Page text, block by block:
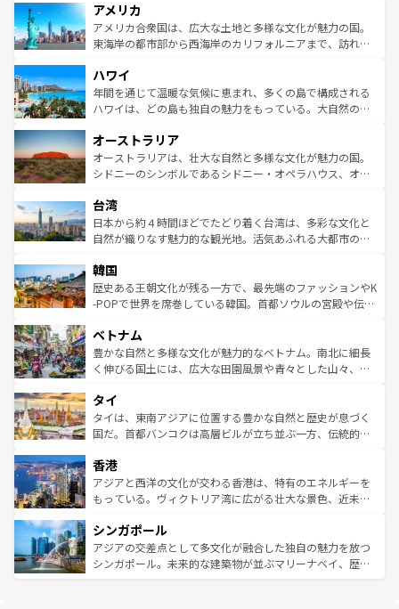
ンツ一覧を参照してほしい。
の建物がそのまま残る町や、スイスならではのユニークな
博物館もあり、アルプス観光だけでなく町歩きも満喫する
ことができる。国民の所得が高いため物価も高いが、旅行
ば市内交通費無料で観光を楽しむこともできる。 なお、新
着のスイス情報はコンテンツ一覧 を参照してほしい。
アメリカ
アメリカ合衆国は、広大な土地と多様な文化が魅力の国。
東海岸の都市部から西海岸のカリフォルニアまで、訪れる
のような巨大都市は、観光、ショッピング、エンターテイ
ンメントが詰まった刺激的なスポットだ。一方、アメリカ
西部には大自然が広がり、グランドキャニオンやイエロー
部のニューオーリンズでは、音楽と美食が融合した独特の
文化が魅力。旅行者はアメリカの各地域で異なる魅力を楽
しみながら、その多様性と豊かな歴史を感じることができ
ならではの贅沢な旅のスタイルだ。 なお、新着のアメリカ
情報はコンテンツ一覧を参照してほしい。
ハワイ
年間を通じて温暖な気候に恵まれ、多くの島で構成される
ハワイは、どの島も独自の魅力をもっている。大自然の神
ワイ島は見逃せない。また、定番の観光地といえばオアフ
島だが、静かな自然を求めるならマウイ島やカウアイ島が
おすすめ。エメラルドグリーンに輝く海をはじめ、豊かな
れるおもてなしの心で訪れる人々を迎えてくれるハワイの
人々、おいしいローカルフードやハワイアンミュージッ
ク、伝統的なフラダンスなど、すべてがハワイの魅力を彩
ワイを、存分に味わってほしい。 なお、新着のハワイ情報
はコンテンツ一覧を参照してほしい。
オーストラリア
オーストラリアは、壮大な自然と多様な文化が魅力の国。
シドニーのシンボルであるシドニー・オペラハウス、オー
リアリーフや大陸中央部にそびえるウルル（エアーズロッ
ク）、タスマニアの美しい原生林やケアンズの熱帯雨林な
ど、見どころがたくさん。また、カフェやワイン、オージ
いる。アクティビティも充実しており、サーフィンやダイ
ビング、ハイキングなど、アウトドア好きにはたまらな
い。オーストラリアの多彩な魅力を存分に味わいつくそ
参照してほしい。
台湾
日本から約４時間ほどでたどり着く台湾は、多彩な文化と
自然が織りなす魅力的な観光地。活気あふれる大都市の台
ン）、静ひつな山岳地帯である台湾東部など、都市の喧騒
と山間の静けさが共存しており、訪れる人に新しい発見と
驚きをもたらしてくれる。また、奥深い台湾の食文化も魅
容にもいいと評判のスイーツなど、バラエティ豊かな料理
が味わえる。 なお、新着の台湾情報は コンテンツ一覧を参
照してほしい。
韓国
歴史ある王朝文化が残る一方で、最先端のファッションやK
-POPで世界を席巻している韓国。首都ソウルの宮殿や伝統
き、地方に足を延ばせば四季折々の自然美を楽しむことが
できる。そして、キムチや焼肉、絶品のストリートフード
まで、さまざまな韓国料理が待っている。夜には、韓国な
リティに包まれながら、韓国の多彩な魅力を心ゆくまで味
わってみてほしい。 なお、新着の韓国情報はコンテンツ一
覧を参照してほしい。
ベトナム
豊かな自然と多様な文化が魅力的なベトナム。南北に細長
く伸びる国土には、広大な田園風景や青々とした山々、世
急速な発展と共に伝統が息づく。ハノイの古い町並みやホ
ーチミン市のフランス統治時代の建物も、独特の雰囲気を
醸し出している。また、バラエティの豊かさとおいしさで
とつ。フォーやバインミー、ベトナムコーヒーなどは、ぜ
ひ現地で味わいたい。どの地域を訪れてもあたたかい人々
が旅行者を迎えてくれるので、きっと忘れられない旅にな
参照してほしい。
タイ
タイは、東南アジアに位置する豊かな自然と歴史が息づく
国だ。首都バンコクは高層ビルが立ち並ぶ一方、伝統的な
の活気が交差している。北部ではチェンマイなどの山岳地
帯で自然と触れ合い、南部ではプーケットやクラビの美し
いビーチでリゾート気分を楽しむことができる。タイ料理
激する。気候は一年中温暖で、どの季節にも異なる楽しみ
が待っている。親しみやすいタイの人々、仏教を中心とし
た文化、そして多様な観光資源が、訪れる旅人を魅了し続
香港
アジアと西洋の文化が交わる香港は、特有のエネルギーを
もっている。ヴィクトリア湾に広がる壮大な景色、近未来
み、どこを訪れても感動するはず。観光スポットが密集し
ており、効率よく見どころを回れるのも魅力。息をのむよ
うな絶景から文化的な体験まで、香港を存分に楽しみ尽く
シンガポール
アジアの交差点として多文化が融合した独自の魅力を放つ
シンガポール。未来的な建築物が並ぶマリーナベイ、歴史